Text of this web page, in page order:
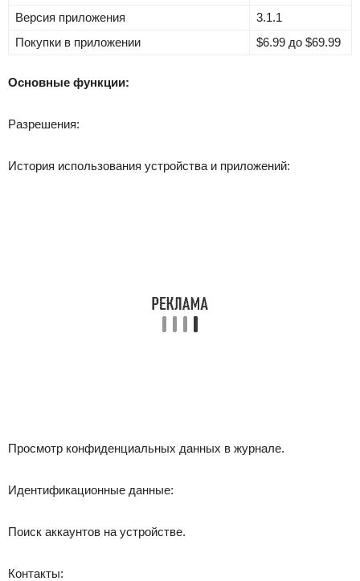
Версия приложения
3.1.1
Покупки в приложении
$6.99 до $69.99
Основные функции:
Разрешения:
История использования устройства и приложений:
Просмотр конфиденциальных данных в журнале.
Идентификационные данные:
Поиск аккаунтов на устройстве.
Контакты: